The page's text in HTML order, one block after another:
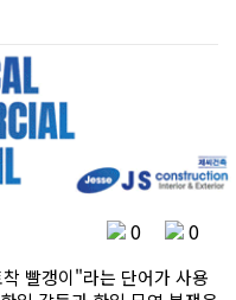
0 0
빨갱이"라는 단어가 사용